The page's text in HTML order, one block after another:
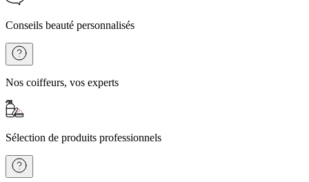
Conseils beauté personnalisés
Nos coiffeurs, vos experts
Sélection de produits professionnels